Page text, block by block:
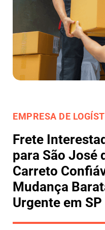
EMPRESA DE
Frete
para São José
Carreto
Mudança
Urgente em SP